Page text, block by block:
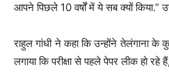
आपने पिछले 10 वर्षों में ये सब क्यों किया.”
राहुल गांधी ने कहा कि उन्होंने तेलंगाना के
लगाया कि परीक्षा से पहले पेपर लीक हो